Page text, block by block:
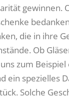
gewinnen.
die in ihre
Ob
zum
ein spezielles
Solche